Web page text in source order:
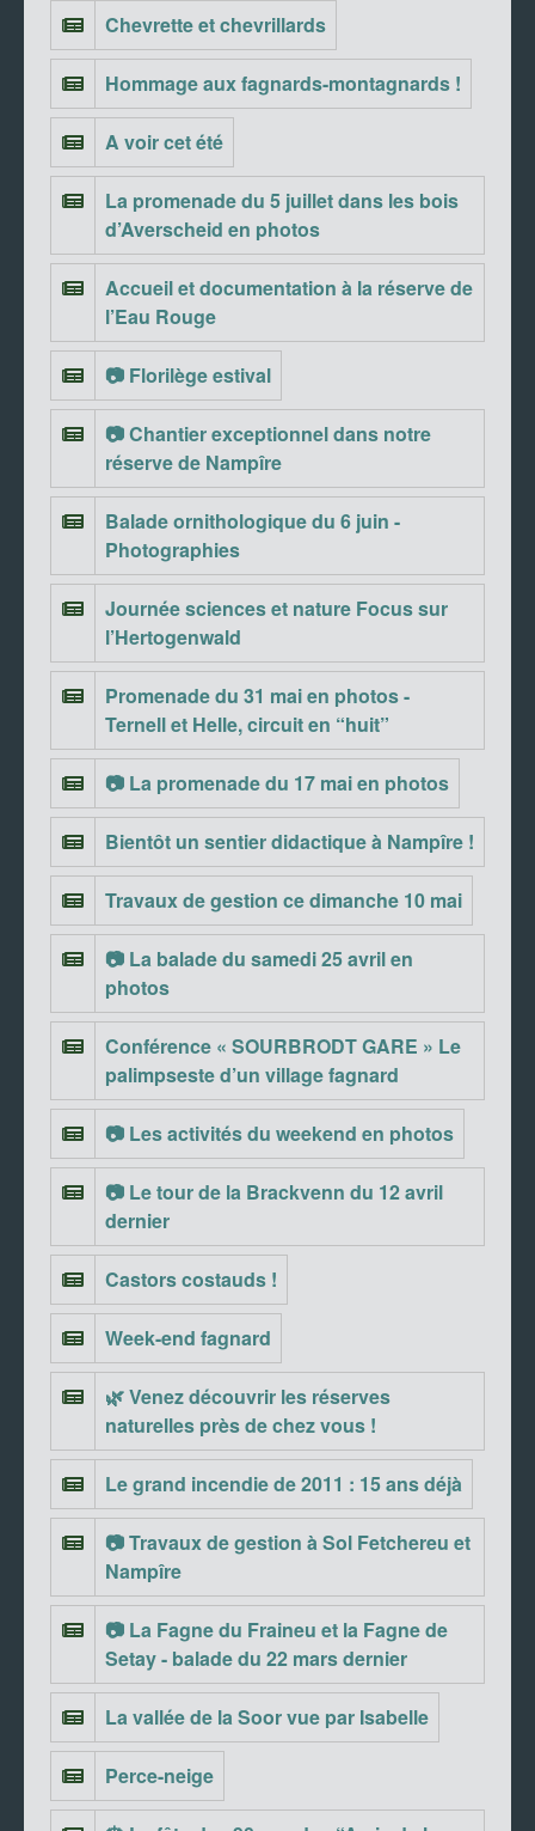
Chevrette et chevrillards
Hommage aux fagnards-montagnards !
A voir cet été
La promenade du 5 juillet dans les bois
d’Averscheid en photos
Accueil et documentation à la réserve de
l’Eau Rouge
📷 Florilège estival
📷 Chantier exceptionnel dans notre
réserve de Nampîre
Balade ornithologique du 6 juin -
Photographies
Journée sciences et nature Focus sur
l’Hertogenwald
Promenade du 31 mai en photos -
Ternell et Helle, circuit en “huit”
📷 La promenade du 17 mai en photos
Bientôt un sentier didactique à Nampîre !
Travaux de gestion ce dimanche 10 mai
📷 La balade du samedi 25 avril en
photos
Conférence « SOURBRODT GARE » Le
palimpseste d’un village fagnard
📷 Les activités du weekend en photos
📷 Le tour de la Brackvenn du 12 avril
dernier
Castors costauds !
Week-end fagnard
🌿 Venez découvrir les réserves
naturelles près de chez vous !
Le grand incendie de 2011 : 15 ans déjà
📷 Travaux de gestion à Sol Fetchereu et
Nampîre
📷 La Fagne du Fraineu et la Fagne de
Setay - balade du 22 mars dernier
La vallée de la Soor vue par Isabelle
Perce-neige